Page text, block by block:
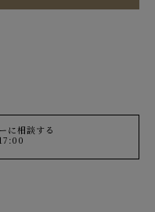
に相談する